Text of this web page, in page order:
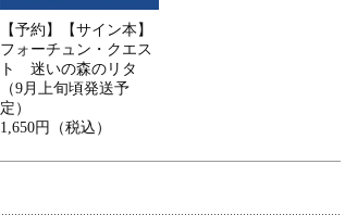
【予約】【サイン本】
フォーチュン・クエス
ト 迷いの森のリタ
（9月上旬頃発送予
定）
1,650円（税込）